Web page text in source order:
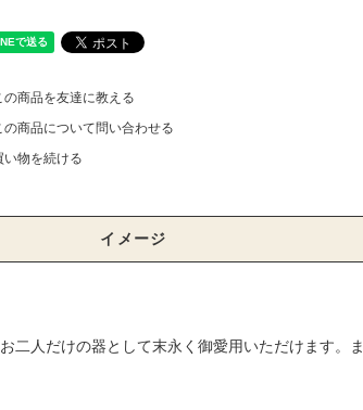
の商品を友達に教える
の商品について問い合わせる
い物を続ける
イメージ
二人だけの器として末永く御愛用いただけます。ま